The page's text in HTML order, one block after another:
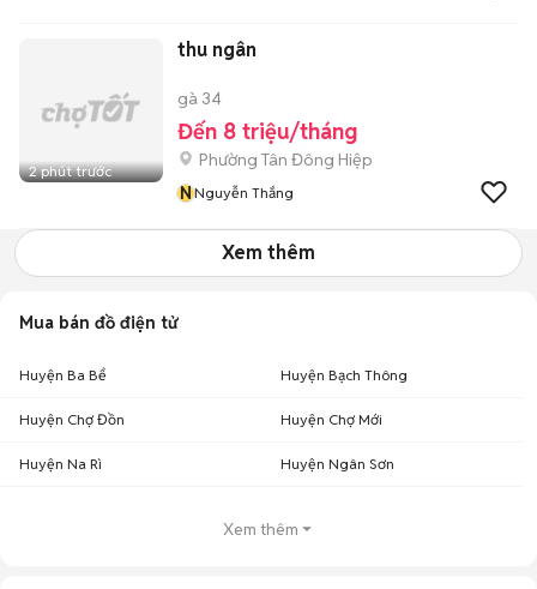
2 phút trước
thu ngân
gà 34
Đến 8 triệu/tháng
Phường Tân Đông Hiệp
NNguyễn Thắng
Xem thêm
Mua bán đồ điện tử
Huyện Ba Bể Huyện Bạch Thông
Huyện Chợ Đồn Huyện Chợ Mới
Huyện Na Rì Huyện Ngân Sơn
Xem thêm